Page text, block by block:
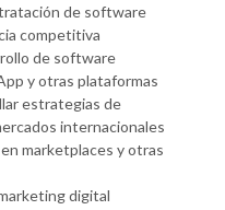
de software
competitiva
de software
y otras plataformas
estrategias de
internacionales
marketplaces y otras
digital